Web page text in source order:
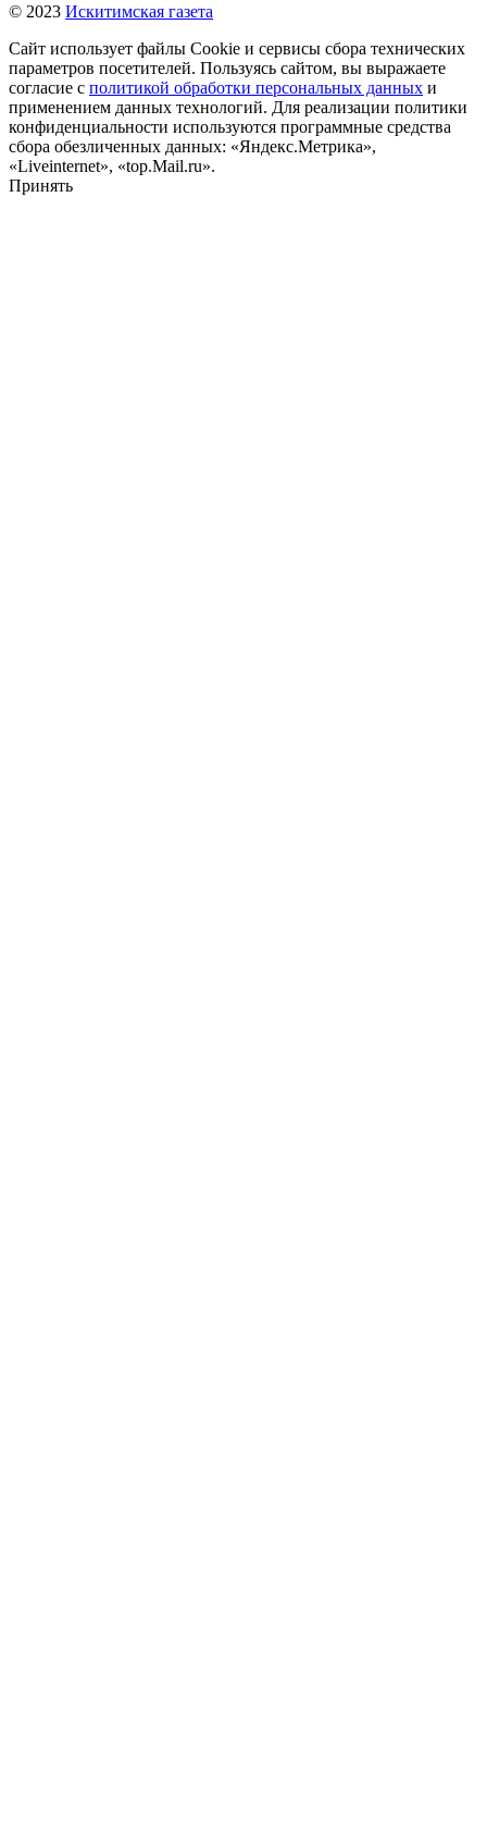
© 2023 Искитимская газета
Сайт использует файлы Cookie и сервисы сбора технических
параметров посетителей. Пользуясь сайтом, вы выражаете
согласие с политикой обработки персональных данных и
применением данных технологий. Для реализации политики
конфиденциальности используются программные средства
сбора обезличенных данных: «Яндекс.Метрика»,
«Liveinternet», «top.Mail.ru».
Принять